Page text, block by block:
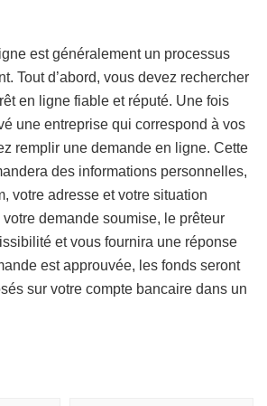
est généralement un processus
Tout d’abord, vous devez rechercher
en ligne fiable et réputé. Une fois
une entreprise qui correspond à vos
remplir une demande en ligne. Cette
des informations personnelles,
votre adresse et votre situation
demande soumise, le prêteur
et vous fournira une réponse
est approuvée, les fonds seront
sur votre compte bancaire dans un